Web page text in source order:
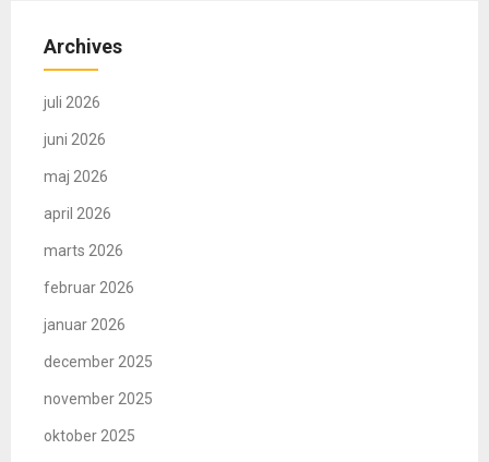
Archives
juli 2026
juni 2026
maj 2026
april 2026
marts 2026
februar 2026
januar 2026
december 2025
november 2025
oktober 2025